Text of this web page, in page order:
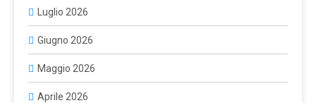
Luglio 2026
Giugno 2026
Maggio 2026
Aprile 2026